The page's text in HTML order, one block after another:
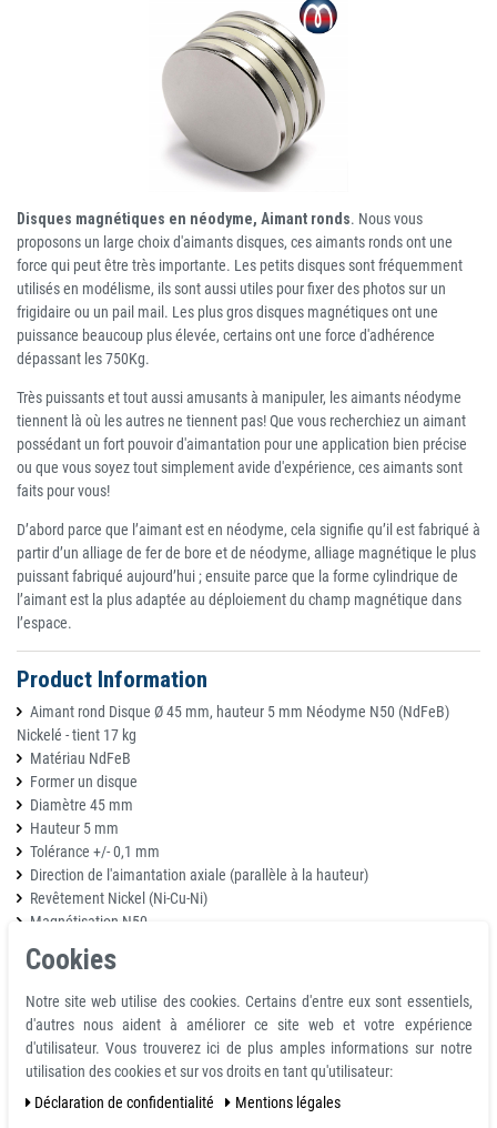
Disques magnétiques en néodyme, Aimant ronds. Nous vous
proposons un large choix d'aimants disques, ces aimants ronds ont une
force qui peut être très importante. Les petits disques sont fréquemment
utilisés en modélisme, ils sont aussi utiles pour fixer des photos sur un
frigidaire ou un pail mail. Les plus gros disques magnétiques ont une
puissance beaucoup plus élevée, certains ont une force d'adhérence
dépassant les 750Kg.
Très puissants et tout aussi amusants à manipuler, les aimants néodyme
tiennent là où les autres ne tiennent pas! Que vous recherchiez un aimant
possédant un fort pouvoir d'aimantation pour une application bien précise
ou que vous soyez tout simplement avide d'expérience, ces aimants sont
faits pour vous!
D’abord parce que l’aimant est en néodyme, cela signifie qu’il est fabriqué à
partir d’un alliage de fer de bore et de néodyme, alliage magnétique le plus
puissant fabriqué aujourd’hui ; ensuite parce que la forme cylindrique de
l’aimant est la plus adaptée au déploiement du champ magnétique dans
l’espace.
Product Information
Aimant rond Disque Ø 45 mm, hauteur 5 mm Néodyme N50 (NdFeB)
Nickelé - tient 17 kg
Matériau NdFeB
Former un disque
Diamètre 45 mm
Hauteur 5 mm
Tolérance +/- 0,1 mm
Direction de l'aimantation axiale (parallèle à la hauteur)
Revêtement Nickel (Ni-Cu-Ni)
Magnétisation N50
Force env. 17 kg
Max. température de travail 80°C
Poids 0,060436 kg
Détails:
Tous les aimants peuvent s'écailler et se briser, mais s'ils sont utilisés
correctement, ils peuvent durer toute une vie
Cookies
Notre site web utilise des cookies. Certains d'entre eux sont essentiels,
d'autres nous aident à améliorer ce site web et votre expérience
d'utilisateur. Vous trouverez ici de plus amples informations sur notre
utilisation des cookies et sur vos droits en tant qu'utilisateur:
Déclaration de confidentialité
Mentions légales